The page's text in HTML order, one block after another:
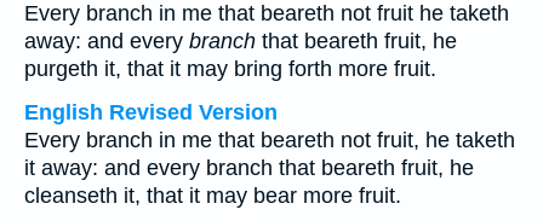
Every branch in me that beareth not fruit he taketh
away: and every branch that beareth fruit, he
purgeth it, that it may bring forth more fruit.
English Revised Version
Every branch in me that beareth not fruit, he taketh
it away: and every branch that beareth fruit, he
cleanseth it, that it may bear more fruit.